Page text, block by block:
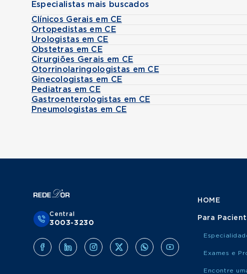
Especialistas mais buscados
Clínicos Gerais em CE
Ortopedistas em CE
Urologistas em CE
Obstetras em CE
Cirurgiões Gerais em CE
Otorrinolaringologistas em CE
Ginecologistas em CE
Pediatras em CE
Gastroenterologistas em CE
Pneumologistas em CE
Central
3003-3230
HOME
Para
Exames e
Encontre